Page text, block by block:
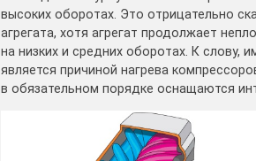
высоких оборотах. Это отрицательно
агрегата, хотя агрегат продолжает
на низких и средних оборотах. К слову,
является причиной нагрева
в обязательном порядке оснащаются